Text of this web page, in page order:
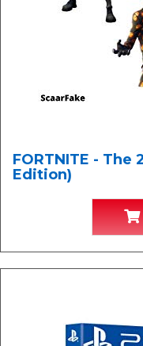
FORTNITE - The
Edition)